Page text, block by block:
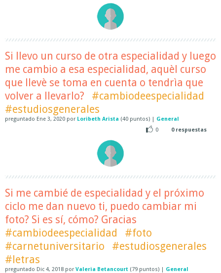
Si llevo un curso de otra especialidad y luego
me cambio a esa especialidad, aquèl curso
que llevè se toma en cuenta o tendrìa que
volver a llevarlo?
#cambiodeespecialidad
#estudiosgenerales
preguntado Ene 3, 2020 por Loribeth Arista (40 puntos) | General
0
0respuestas
Si me cambié de especialidad y el próximo
ciclo me dan nuevo ti, puedo cambiar mi
foto? Si es sí, cómo? Gracias
#cambiodeespecialidad
#foto
#carnetuniversitario
#estudiosgenerales
#letras
preguntado Dic 4, 2018 por Valeria Betancourt (79 puntos) | General